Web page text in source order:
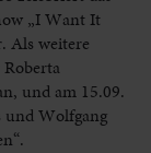
„I Want It
Als weitere
und am 15.09.
und Wolfgang